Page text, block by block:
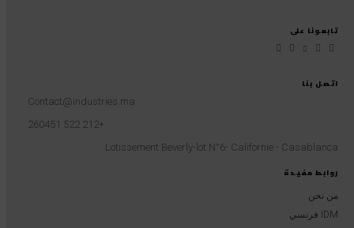
روابط مفيدة
من نحن
IDM فرنسي
اتصل بنا
Contact@industries.ma
+212 522 260451
Lotissement Beverly-lot N°6- Californie - Casablanca
تابعونا على